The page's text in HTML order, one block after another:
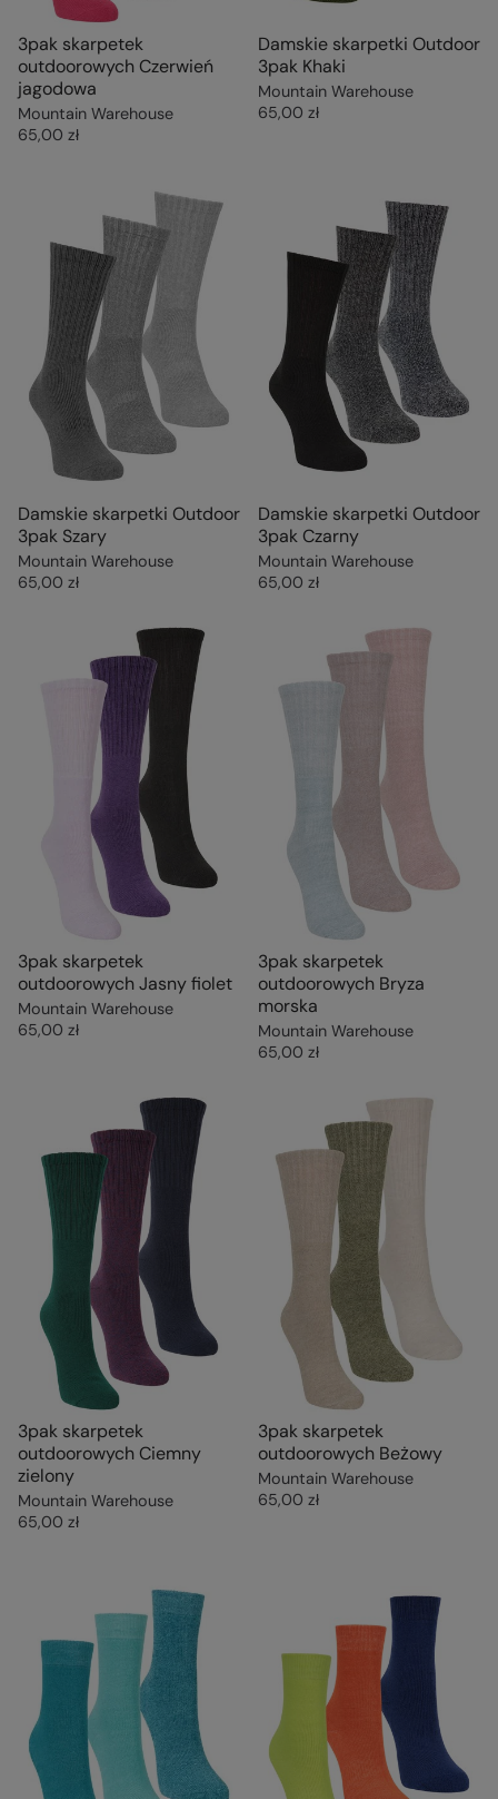
3pak skarpetek
outdoorowych Czerwień
jagodowa
Mountain Warehouse
65,00 zł
Damskie skarpetki Outdoor
3pak Khaki
Mountain Warehouse
65,00 zł
Damskie skarpetki Outdoor
3pak Szary
Mountain Warehouse
65,00 zł
Damskie skarpetki Outdoor
3pak Czarny
Mountain Warehouse
65,00 zł
3pak skarpetek
outdoorowych Jasny fiolet
Mountain Warehouse
65,00 zł
3pak skarpetek
outdoorowych Bryza
morska
Mountain Warehouse
65,00 zł
3pak skarpetek
outdoorowych Ciemny
zielony
Mountain Warehouse
65,00 zł
3pak skarpetek
outdoorowych Beżowy
Mountain Warehouse
65,00 zł